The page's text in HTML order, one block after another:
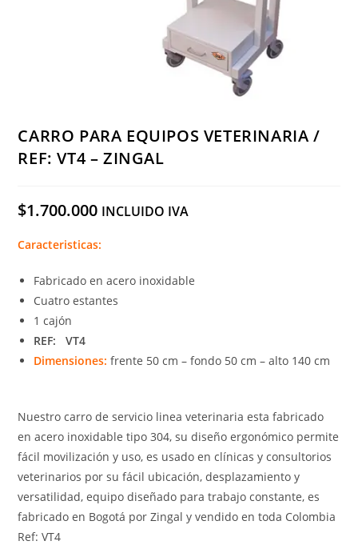
CARRO PARA EQUIPOS VETERINARIA /
REF: VT4 – ZINGAL
$1.700.000 INCLUIDO IVA
Caracteristicas:
Fabricado en acero inoxidable
Cuatro estantes
1 cajón
REF: VT4
Dimensiones: frente 50 cm – fondo 50 cm – alto 140 cm
Nuestro carro de servicio linea veterinaria esta fabricado
en acero inoxidable tipo 304, su diseño ergonómico permite
fácil movilización y uso, es usado en clínicas y consultorios
veterinarios por su fácil ubicación, desplazamiento y
versatilidad, equipo diseñado para trabajo constante, es
fabricado en Bogotá por Zingal y vendido en toda Colombia
Ref: VT4